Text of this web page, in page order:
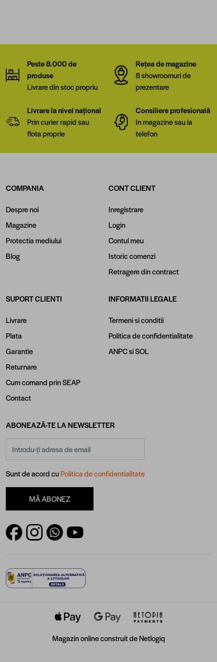
Peste 8.000 de
produse
Livrare din stoc propriu
Rețea de magazine
8 showroomuri de
prezentare
Livrare la nivel național
Prin curier rapid sau
flota proprie
Consiliere profesională
In magazine sau la
telefon
COMPANIA
Despre noi
Magazine
Protectia mediului
Blog
CONT CLIENT
Inregistrare
Login
Contul meu
Istoric comenzi
Retragere din contract
SUPORT CLIENTI
Livrare
Plata
Garantie
Returnare
Cum comand prin SEAP
Contact
INFORMATII LEGALE
Termeni si conditii
Politica de confidentialitate
ANPCsiSOL
ABONEAZĂ-TE LA NEWSLETTER
Sunt de acord cuPolitica de confidentialitate
MĂ ABONEZ
Magazin online construit deNetlogiq